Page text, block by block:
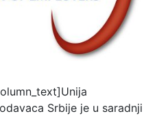
Unija
Srbije je u saradnji